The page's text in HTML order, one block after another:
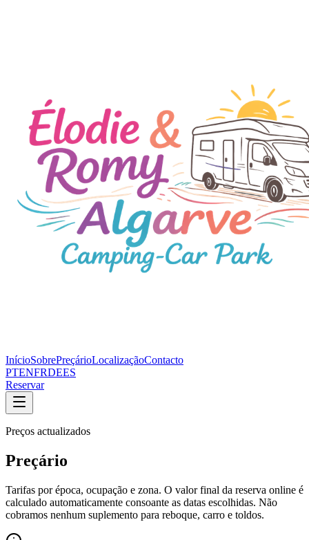
InícioSobrePreçárioLocalizaçãoContacto
PTENFRDEES
Reservar
Preços actualizados
Preçário
Tarifas por época, ocupação e zona. O valor final da reserva online é
calculado automaticamente consoante as datas escolhidas. Não
cobramos nenhum suplemento para reboque, carro e toldos.